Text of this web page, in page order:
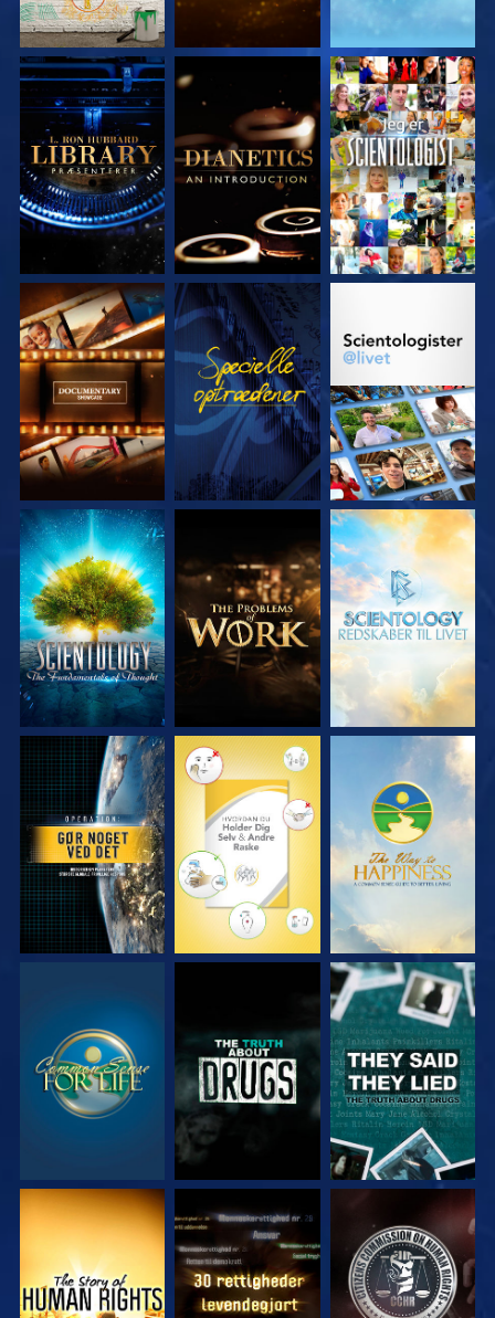
UDFORSK SERIEN UDFORSK SERIEN SE
UDFORSK SERIEN SE UDFORSK SERIEN
UDFORSK SERIEN UDFORSK SERIEN UDFORSK SERIEN
SE SE SE
SE SE
SE SE SE